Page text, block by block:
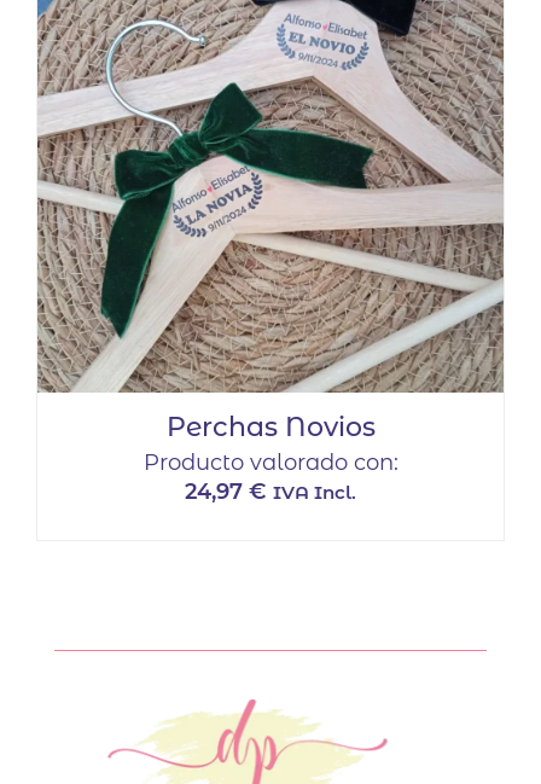
Perchas Novios
Producto valorado con:
24,97 € IVA Incl.